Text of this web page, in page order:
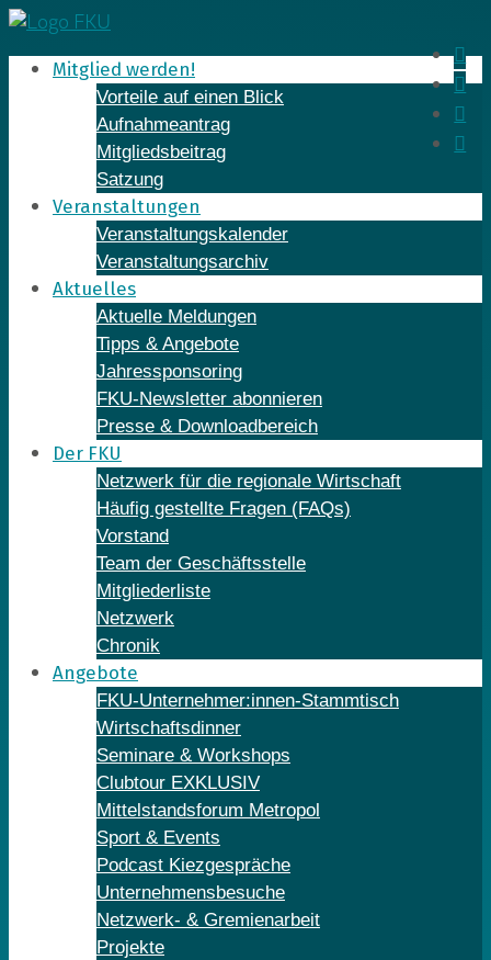
Skip
to
contentMitglied werden!
Vorteile auf einen Blick
Aufnahmeantrag
Mitgliedsbeitrag
Satzung
Veranstaltungen
Veranstaltungskalender
Veranstaltungsarchiv
Aktuelles
Aktuelle Meldungen
Tipps & Angebote
Jahressponsoring
FKU-Newsletter abonnieren
Presse & Downloadbereich
Der FKU
Netzwerk für die regionale Wirtschaft
Häufig gestellte Fragen (FAQs)
Vorstand
Team der Geschäftsstelle
Mitgliederliste
Netzwerk
Chronik
Angebote
FKU-Unternehmer:innen-Stammtisch
Wirtschaftsdinner
Seminare & Workshops
Clubtour EXKLUSIV
Mittelstandsforum Metropol
Sport & Events
Podcast Kiezgespräche
Unternehmensbesuche
Netzwerk- & Gremienarbeit
Projekte